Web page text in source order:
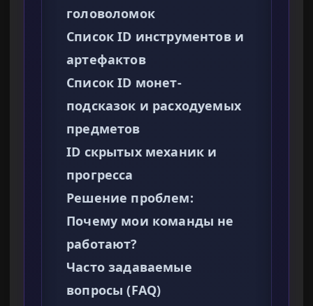
головоломок
Список ID инструментов и
артефактов
Список ID монет-
подсказок и расходуемых
предметов
ID скрытых механик и
прогресса
Решение проблем:
Почему мои команды не
работают?
Часто задаваемые
вопросы (FAQ)